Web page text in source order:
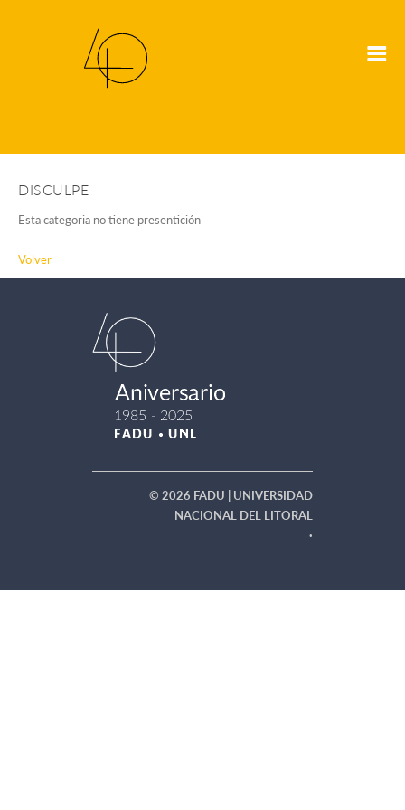
DISCULPE
Esta categoria no tiene presentición
Volver
© 2026 FADU | UNIVERSIDAD
NACIONAL DEL LITORAL
·